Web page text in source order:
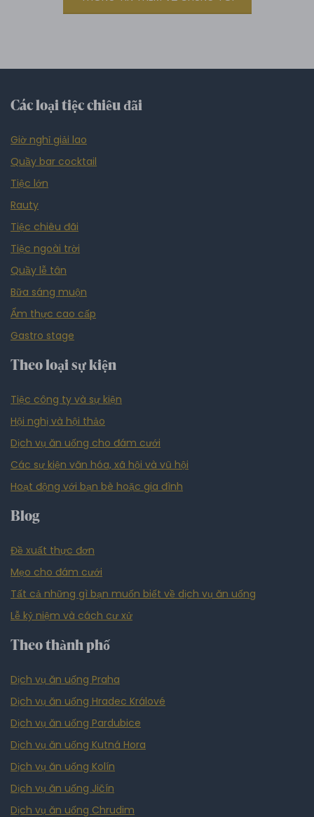
Các loại tiệc chiêu đãi
Giờ nghỉ giải lao
Quầy bar cocktail
Tiệc lớn
Rauty
Tiệc chiêu đãi
Tiệc ngoài trời
Quầy lễ tân
Bữa sáng muộn
Ẩm thực cao cấp
Gastro stage
Theo loại sự kiện
Tiệc công ty và sự kiện
Hội nghị và hội thảo
Dịch vụ ăn uống cho đám cưới
Các sự kiện văn hóa, xã hội và vũ hội
Hoạt động với bạn bè hoặc gia đình
Blog
Đề xuất thực đơn
Mẹo cho đám cưới
Tất cả những gì bạn muốn biết về dịch vụ ăn uống
Lễ kỷ niệm và cách cư xử
Theo thành phố
Dịch vụ ăn uống Praha
Dịch vụ ăn uống Hradec Králové
Dịch vụ ăn uống Pardubice
Dịch vụ ăn uống Kutná Hora
Dịch vụ ăn uống Kolín
Dịch vụ ăn uống Jičín
Dịch vụ ăn uống Chrudim